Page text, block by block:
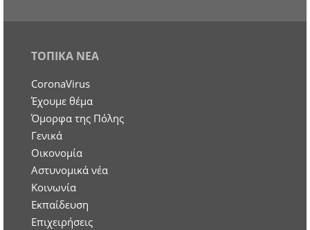
ΤΟΠΙΚΑ ΝΕΑ
CoronaVirus
Έχουμε θέμα
Όμορφα της Πόλης
Γενικά
Οικονομία
Aστυνομικά νέα
Κοινωνία
Εκπαίδευση
Επιχειρήσεις